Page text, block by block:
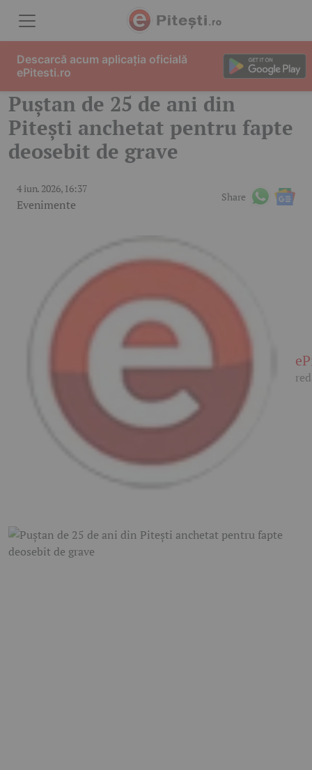
Puștan de 25 de ani din
Pitești anchetat pentru fapte
deosebit de grave
4 iun. 2026, 16:37
Evenimente
Share
Descarcă acum aplicația oficială
ePitesti.ro